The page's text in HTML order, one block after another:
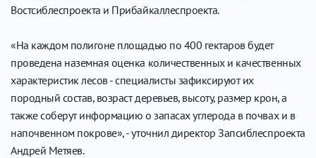
Востсиблеспроекта и Прибайкаллеспроекта.
«На каждом полигоне площадью по 400 гектаров будет
проведена наземная оценка количественных и качественных
характеристик лесов - специалисты зафиксируют их
породный состав, возраст деревьев, высоту, размер крон, а
также соберут информацию о запасах углерода в почвах и в
напочвенном покрове», - уточнил директор Запсиблеспроекта
Андрей Метяев.